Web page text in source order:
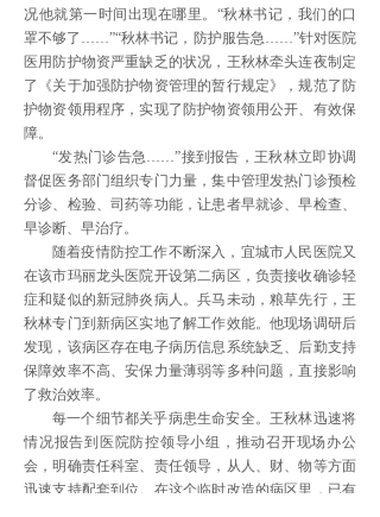
况他就第一时间出现在哪里。“秋林书记，我们的口
罩不够了……”“秋林书记，防护服告急……”针对医院
医用防护物资严重缺乏的状况，王秋林牵头连夜制定
了《关于加强防护物资管理的暂行规定》，规范了防
护物资领用程序，实现了防护物资领用公开、有效保
障。
“发热门诊告急……”接到报告，王秋林立即协调
督促医务部门组织专门力量，集中管理发热门诊预检
分诊、检验、司药等功能，让患者早就诊、早检查、
早诊断、早治疗。
随着疫情防控工作不断深入，宜城市人民医院又
在该市玛丽龙头医院开设第二病区，负责接收确诊轻
症和疑似的新冠肺炎病人。兵马未动，粮草先行，王
秋林专门到新病区实地了解工作效能。他现场调研后
发现，该病区存在电子病历信息系统缺乏、后勤支持
保障效率不高、安保力量薄弱等多种问题，直接影响
了救治效率。
每一个细节都关乎病患生命安全。王秋林迅速将
情况报告到医院防控领导小组，推动召开现场办公
会，明确责任科室、责任领导，从人、财、物等方面
迅速支持配套到位。在这个临时改造的病区里，已有